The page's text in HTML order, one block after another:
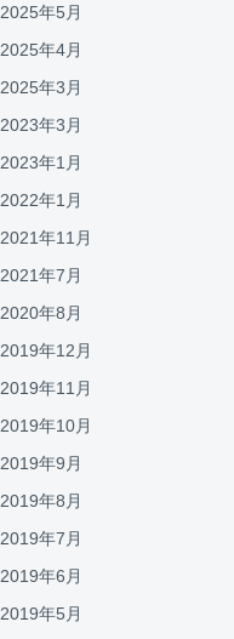
2025年5月
2025年4月
2025年3月
2023年3月
2023年1月
2022年1月
2021年11月
2021年7月
2020年8月
2019年12月
2019年11月
2019年10月
2019年9月
2019年8月
2019年7月
2019年6月
2019年5月